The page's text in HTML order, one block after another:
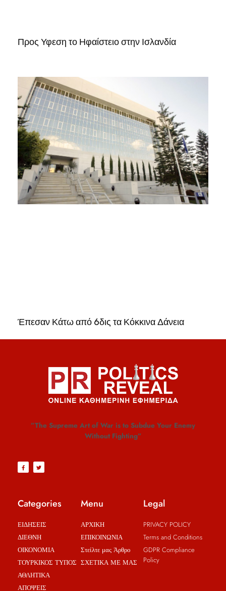
Προς Υφεση το Ηφαίστειο στην Ισλανδία
Έπεσαν Κάτω από 6δις τα Κόκκινα Δάνεια
”The Supreme Art of War is to Subdue Your Enemy
Without Fighting”
Categories
ΕΙΔΗΣΕΙΣ
ΔΙΕΘΝΗ
ΟΙΚΟΝΟΜΙΑ
ΤΟΥΡΚΙΚΟΣ ΤΥΠΟΣ
ΑΘΛΗΤΙΚΑ
ΑΠΟΨΕΙΣ
Menu
ΑΡΧΙΚΗ
ΕΠΙΚΟΙΝΩΝΙΑ
Στείλτε μας Άρθρο
ΣΧΕΤΙΚΑ ΜΕ ΜΑΣ
Legal
PRIVACY POLICY
Terms and Conditions
GDPR Compliance
Policy